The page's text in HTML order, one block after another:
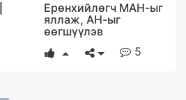
Ерөнхийлөгч МАН-ыг
яллаж, АН-ыг
өөгшүүлэв
5